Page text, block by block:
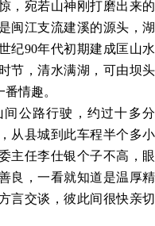
，宛若山神刚打磨出来的
闽江支流建溪的源头，湖
纪90年代初期建成匡山水
节，清水满湖，可由坝头
情趣。
公路行驶，约过十多分
从县城到此车程半个多小
主任李仕银个子不高，眼
良，一看就知道是温厚精
言交谈，彼此间很快亲切